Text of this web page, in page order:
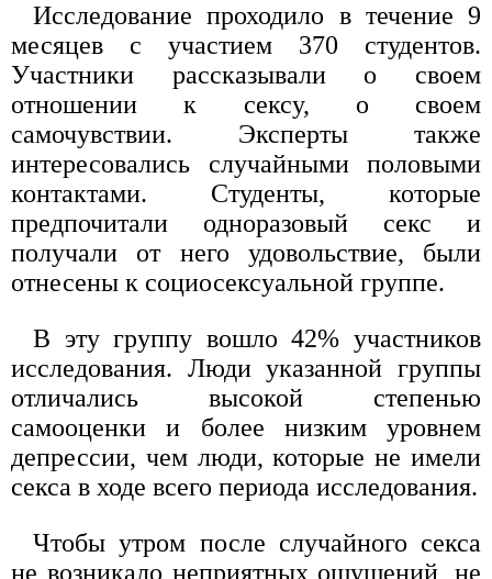
Исследование проходило в течение 9
месяцев с участием 370 студентов.
Участники рассказывали о своем
отношении к сексу, о своем
самочувствии. Эксперты также
интересовались случайными половыми
контактами. Студенты, которые
предпочитали одноразовый секс и
получали от него удовольствие, были
отнесены к социосексуальной группе.
В эту группу вошло 42% участников
исследования. Люди указанной группы
отличались высокой степенью
самооценки и более низким уровнем
депрессии, чем люди, которые не имели
секса в ходе всего периода исследования.
Чтобы утром после случайного секса
не возникало неприятных ощущений, не